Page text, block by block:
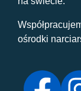
ośrodki